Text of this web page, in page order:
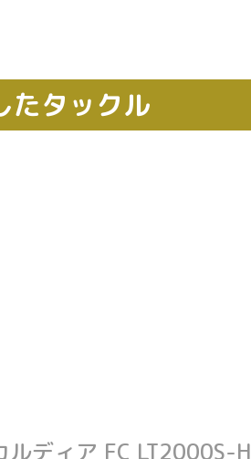
たタックル
ディア FC LT2000S-H